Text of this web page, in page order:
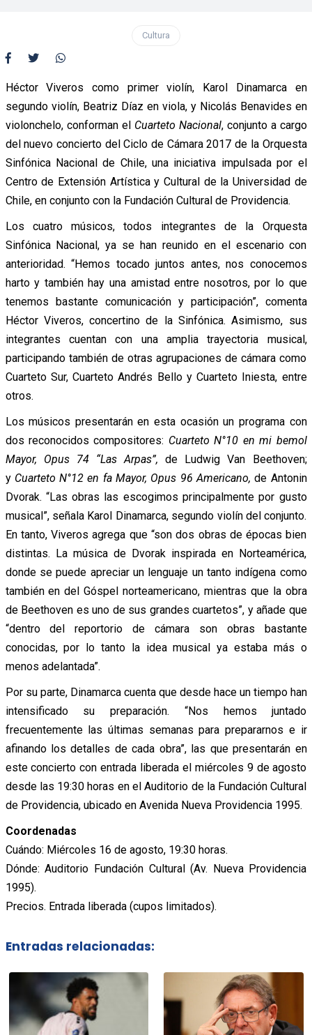
Cultura
Héctor Viveros como primer violín, Karol Dinamarca en
segundo violín, Beatriz Díaz en viola, y Nicolás Benavides en
violonchelo, conforman el Cuarteto Nacional, conjunto a cargo
del nuevo concierto del Ciclo de Cámara 2017 de la Orquesta
Sinfónica Nacional de Chile, una iniciativa impulsada por el
Centro de Extensión Artística y Cultural de la Universidad de
Chile, en conjunto con la Fundación Cultural de Providencia.
Los cuatro músicos, todos integrantes de la Orquesta
Sinfónica Nacional, ya se han reunido en el escenario con
anterioridad. “Hemos tocado juntos antes, nos conocemos
harto y también hay una amistad entre nosotros, por lo que
tenemos bastante comunicación y participación”, comenta
Héctor Viveros, concertino de la Sinfónica. Asimismo, sus
integrantes cuentan con una amplia trayectoria musical,
participando también de otras agrupaciones de cámara como
Cuarteto Sur, Cuarteto Andrés Bello y Cuarteto Iniesta, entre
otros.
Los músicos presentarán en esta ocasión un programa con
dos reconocidos compositores: Cuarteto N°10 en mi bemol
Mayor, Opus 74 “Las Arpas”, de Ludwig Van Beethoven;
y Cuarteto N°12 en fa Mayor, Opus 96 Americano, de Antonin
Dvorak. “Las obras las escogimos principalmente por gusto
musical”, señala Karol Dinamarca, segundo violín del conjunto.
En tanto, Viveros agrega que “son dos obras de épocas bien
distintas. La música de Dvorak inspirada en Norteamérica,
donde se puede apreciar un lenguaje un tanto indígena como
también en del Góspel norteamericano, mientras que la obra
de Beethoven es uno de sus grandes cuartetos”, y añade que
“dentro del reportorio de cámara son obras bastante
conocidas, por lo tanto la idea musical ya estaba más o
menos adelantada”.
Por su parte, Dinamarca cuenta que desde hace un tiempo han
intensificado su preparación. “Nos hemos juntado
frecuentemente las últimas semanas para prepararnos e ir
afinando los detalles de cada obra”, las que presentarán en
este concierto con entrada liberada el miércoles 9 de agosto
desde las 19:30 horas en el Auditorio de la Fundación Cultural
de Providencia, ubicado en Avenida Nueva Providencia 1995.
Coordenadas
Cuándo: Miércoles 16 de agosto, 19:30 horas.
Dónde: Auditorio Fundación Cultural (Av. Nueva Providencia
1995).
Precios. Entrada liberada (cupos limitados).
Entradas relacionadas: